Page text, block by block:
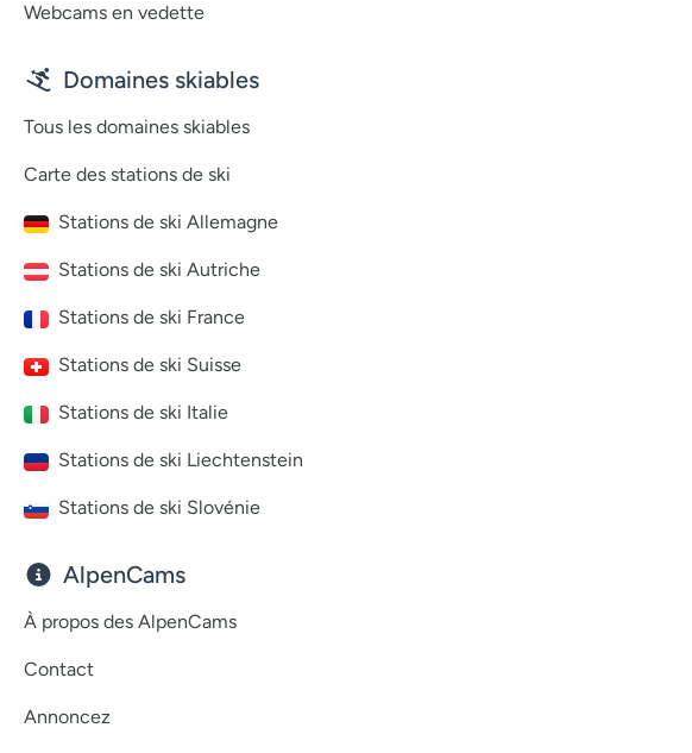
Webcams en vedette
Domaines skiables
Tous les domaines skiables
Carte des stations de ski
Stations de ski Allemagne
Stations de ski Autriche
Stations de ski France
Stations de ski Suisse
Stations de ski Italie
Stations de ski Liechtenstein
Stations de ski Slovénie
AlpenCams
À propos des AlpenCams
Contact
Annoncez